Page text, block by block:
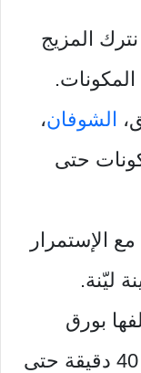
المزيج
الشوفان،
حتى
الإستمرار
ليّنة.
بورق
نايلون ونتركها جانبا لحوالى 40 دقيقة حتى